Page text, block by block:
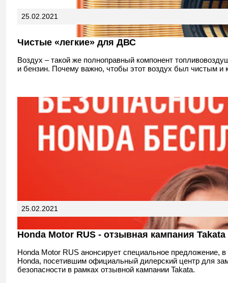
25.02.2021
Чистые «легкие» для ДВС
Воздух – такой же полноправный компонент
и бензин. Почему важно, чтобы этот воздух был чистым и
25.02.2021
Honda Motor RUS - отзывная кампания Takata
Honda Motor RUS анонсирует специальное предложение,
Honda, посетившим официальный дилерский центр для
безопасности в рамках отзывной кампании Takata.